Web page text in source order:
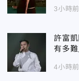
3小時前
許富
有多
4小時前